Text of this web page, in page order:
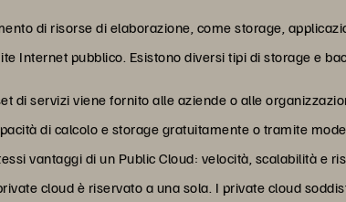
di risorse di elaborazione, come storage,
Internet pubblico. Esistono diversi tipi di storage e
di servizi viene fornito alle aziende o alle
di calcolo e storage gratuitamente o tramite
vantaggi di un Public Cloud: velocità, scalabilità e
cloud è riservato a una sola. I private cloud